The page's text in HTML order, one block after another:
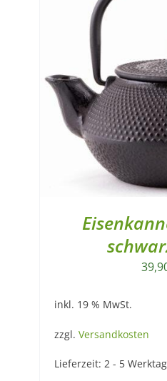
inkl. 19 % MwSt.
zzgl. Versandkosten
Lieferzeit: 2 - 5